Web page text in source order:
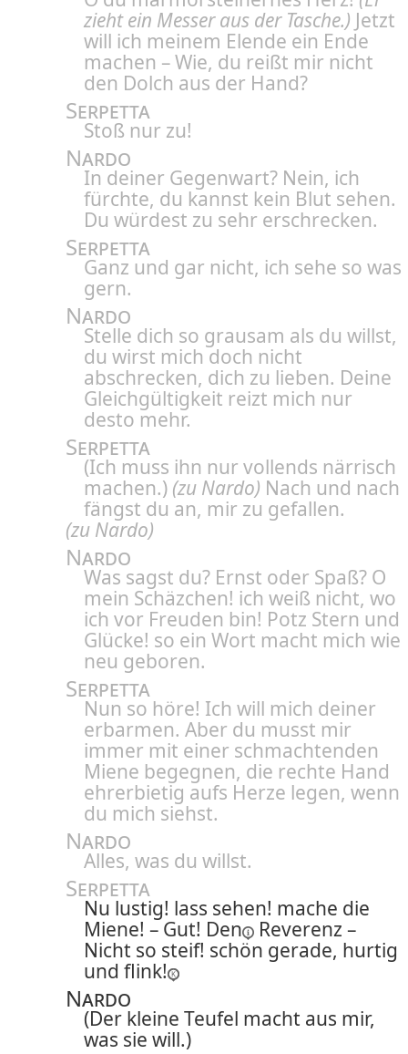
zieht ein Messer aus der Tasche.) Jetzt
will ich meinem Elende ein Ende
machen – Wie, du reißt mir nicht
den Dolch aus der Hand?
Serpetta
Stoß nur zu!
Nardo
In deiner Gegenwart? Nein, ich
fürchte, du kannst kein Blut sehen.
Du würdest zu sehr erschrecken.
Serpetta
Ganz und gar nicht, ich sehe so was
gern.
Nardo
Stelle dich so grausam als du willst,
du wirst mich doch nicht
abschrecken, dich zu lieben. Deine
Gleichgültigkeit reizt mich nur
desto mehr.
Serpetta
(Ich muss ihn nur vollends närrisch
machen.) (zu Nardo) Nach und nach
fängst du an, mir zu gefallen.
(zu Nardo)
Nardo
Was sagst du? Ernst oder Spaß? O
mein Schäzchen! ich weiß nicht, wo
ich vor Freuden bin! Potz Stern und
Glücke! so ein Wort macht mich wie
neu geboren.
Serpetta
Nun so höre! Ich will mich deiner
erbarmen. Aber du musst mir
immer mit einer schmachtenden
Miene begegnen, die rechte Hand
ehrerbietig aufs Herze legen, wenn
du mich siehst.
Nardo
Alles, was du willst.
Serpetta
Nu lustig! lass sehen! mache die
Miene! – Gut! Den
Reverenz –
Nicht so steif! schön gerade, hurtig
und flink!
Nardo
(Der kleine Teufel macht aus mir,
was sie will.)